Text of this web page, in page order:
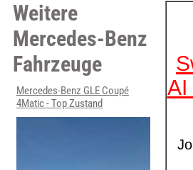
Weitere
Mercedes-Benz
Fahrzeuge
Mercedes-Benz GLE Coupé
4Matic - Top Zustand